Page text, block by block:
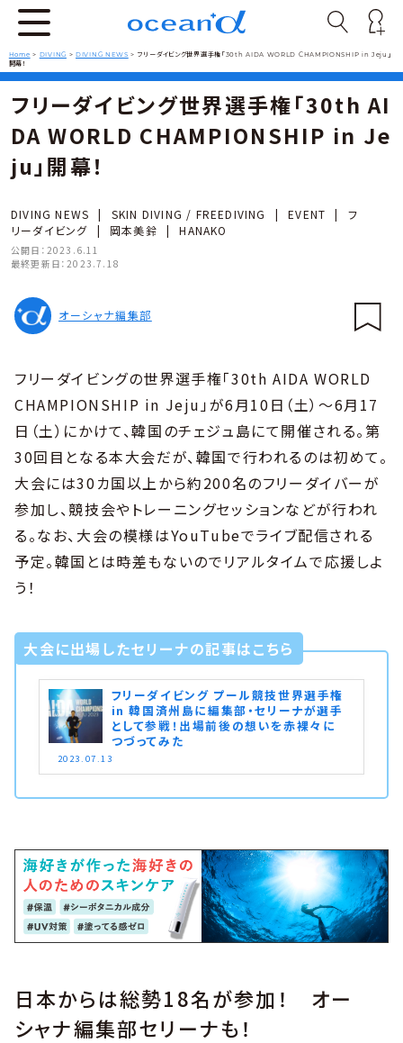
Home > DIVING >DIVING NEWS > フリーダイビング世界選手権「30th AIDA WORLD CHAMPIONSHIP in Jeju」
開幕！
フリーダイビング世界選手権「30th AI
DA WORLD CHAMPIONSHIP in Je
ju」開幕！
DIVING NEWS | SKIN DIVING / FREEDIVING | EVENT |
フ
リーダイビング
| 岡本美鈴 | HANAKO
公開日： 2023.6.11
最終更新日： 2023.7.18
オーシャナ編集部
フリーダイビングの世界選手権「30th AIDA WORLD
CHAMPIONSHIP in Jeju」が6月10日（土）〜6月17
日（土）にかけて、韓国のチェジュ島にて開催される。第
30回目となる本大会だが、韓国で行われるのは初めて。
大会には30カ国以上から約200名のフリーダイバーが
参加し、競技会やトレーニングセッションなどが行われ
る。なお、大会の模様はYouTubeでライブ配信される
予定。韓国とは時差もないのでリアルタイムで応援しよ
う！
大会に出場したセリーナの記事はこちら
フリーダイビング プール競技世界選手権
in 韓国済州島に編集部・セリーナが選手
として参戦！出場前後の想いを赤裸々に
つづってみた
2023.07.13
日本からは総勢18名が参加！ オー
シャナ編集部セリーナも！